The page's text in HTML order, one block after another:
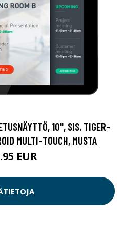
10", SIS. TIGER-
MULTI-TOUCH, MUSTA
EUR